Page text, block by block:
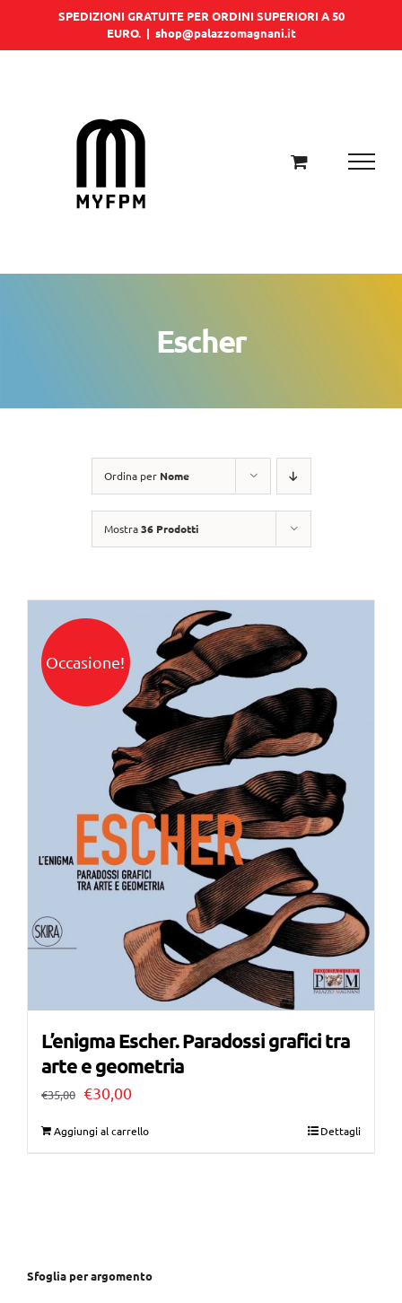
SPEDIZIONI GRATUITE PER ORDINI SUPERIORI A 50
EURO. | shop@palazzomagnani.it
Escher
Ordina per Nome
Mostra36 Prodotti
Occasione!
L’enigma Escher. Paradossi grafici tra
arte e geometria
€35,00 Il
€30,00Il
Aggiungi al carrello Dettagli
Sfoglia per argomento